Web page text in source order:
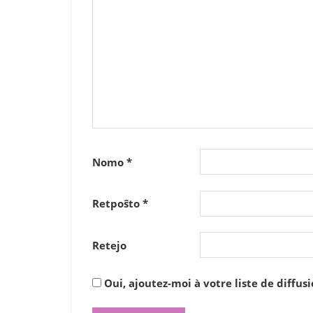
Nomo *
Retpoŝto *
Retejo
Oui, ajoutez-moi à votre liste de